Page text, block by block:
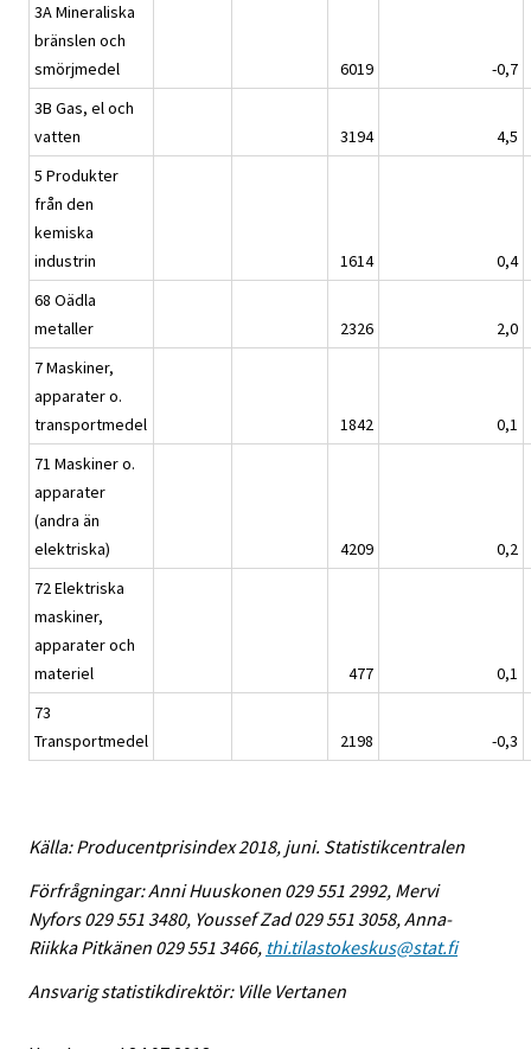
3A Mineraliska
bränslen och
smörjmedel
6019
-0,7
3B Gas, el och
vatten
3194
4,5
5 Produkter
från den
kemiska
industrin
1614
0,4
68 Oädla
metaller
2326
2,0
7 Maskiner,
apparater o.
transportmedel
1842
0,1
71 Maskiner o.
apparater
(andra än
elektriska)
4209
0,2
72 Elektriska
maskiner,
apparater och
materiel
477
0,1
73
Transportmedel
2198 -0,3
Källa: Producentprisindex 2018, juni. Statistikcentralen
Förfrågningar: Anni Huuskonen 029 551 2992, Mervi
Nyfors 029 551 3480, Youssef Zad 029 551 3058, Anna-
Riikka Pitkänen 029 551 3466, thi.tilastokeskus@stat.fi
Ansvarig statistikdirektör: Ville Vertanen